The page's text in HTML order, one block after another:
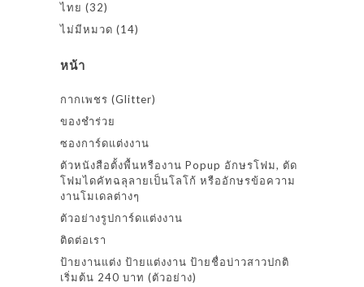
ไทย (32)
ไม่มีหมวด (14)
หน้า
กากเพชร (Glitter)
ของชำร่วย
ซองการ์ดแต่งงาน
ตัวหนังสือตั้งพื้นหรืองาน Popup อักษรโฟม, ตัด
โฟมไดคัทฉลุลายเป็นโลโก้ หรืออักษรข้อความ
งานโมเดลต่างๆ
ตัวอย่างรูปการ์ดแต่งงาน
ติดต่อเรา
ป้ายงานแต่ง ป้ายแต่งงาน ป้ายชื่อบ่าวสาวปกติ
เริ่มต้น 240 บาท (ตัวอย่าง)